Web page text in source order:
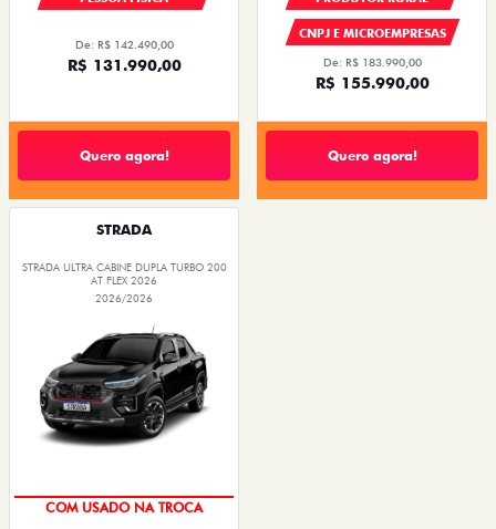
De: R$ 142.490,00
R$ 131.990,00
Quero agora!
CNPJ E MICROEMPRESAS
De: R$ 183.990,00
R$ 155.990,00
Quero agora!
STRADA
STRADA ULTRA CABINE DUPLA TURBO 200
AT FLEX 2026
2026/2026
COM USADO NA TROCA